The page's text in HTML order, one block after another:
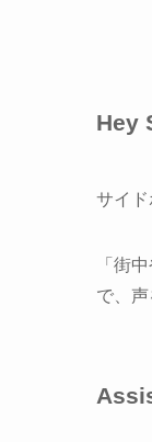
Hey
サイド
「街
で、